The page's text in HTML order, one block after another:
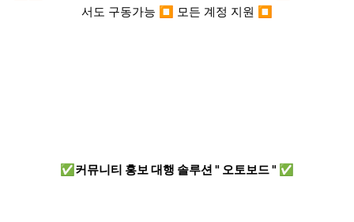
서도 구동가능 ⏹ 모든 계정 지원 ⏹
✅커뮤니티 홍보 대행 솔루션 " 오토보드 " ✅